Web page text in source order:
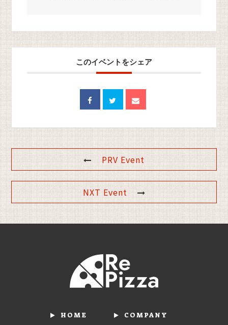
このイベントをシェア
PRV Event
NXT Event
HOME COMPANY